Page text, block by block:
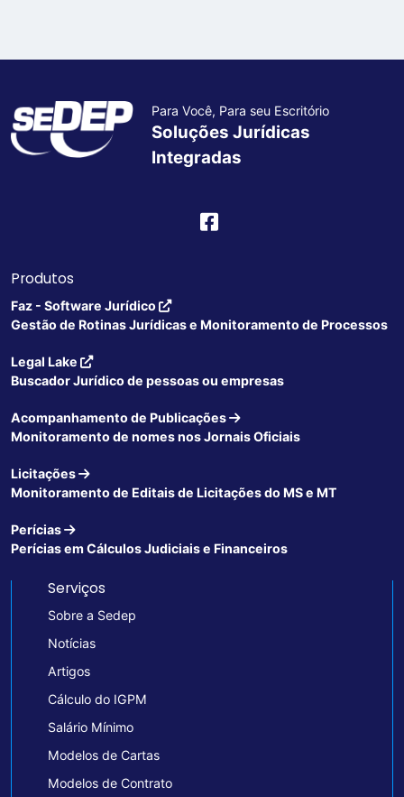
Para Você, Para seu Escritório
Soluções Jurídicas
Integradas
Produtos
Faz - Software Jurídico
Gestão de Rotinas Jurídicas e Monitoramento de Processos
Legal Lake
Buscador Jurídico de pessoas ou empresas
Acompanhamento de Publicações
Monitoramento de nomes nos Jornais Oficiais
Licitações
Monitoramento de Editais de Licitações do MS e MT
Perícias
Perícias em Cálculos Judiciais e Financeiros
Serviços
Sobre a Sedep
Notícias
Artigos
Cálculo do IGPM
Salário Mínimo
Modelos de Cartas
Modelos de Contrato